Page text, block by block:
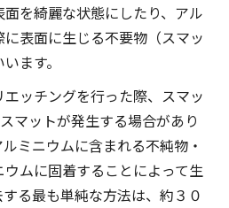
を綺麗な状態にしたり、アル
表面に生じる不要物（スマッ
ます。
ッチングを行った際、スマッ
マットが発生する場合があり
ミニウムに含まれる不純物・
ムに固着することによって生
る最も単純な方法は、約３０